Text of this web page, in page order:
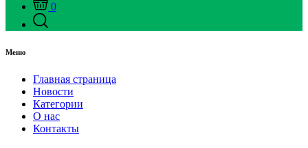
0
Меню
Главная страница
Новости
Категории
О нас
Контакты